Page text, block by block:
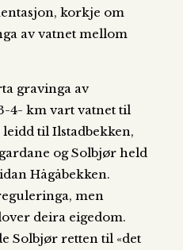
korkje om
av vatnet mellom
gravinga av
4- km vart vatnet til
til Ilstadbekken,
og Solbjør held
Hågåbekken.
men
deira eigedom.
Solbjør retten til «det